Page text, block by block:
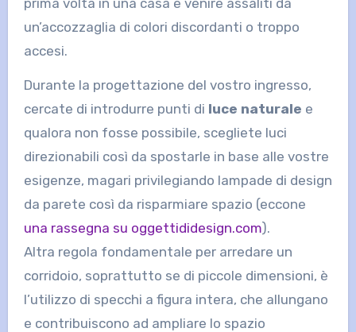
un’accozzaglia di colori discordanti o troppo
accesi.
Durante la progettazione del vostro ingresso,
cercate di introdurre punti di luce naturale e
qualora non fosse possibile, scegliete luci
direzionabili così da spostarle in base alle vostre
esigenze, magari privilegiando lampade di design
da parete così da risparmiare spazio (eccone
una rassegna su oggettididesign.com).
Altra regola fondamentale per arredare un
corridoio, soprattutto se di piccole dimensioni, è
l’utilizzo di specchi a figura intera, che allungano
e contribuiscono ad ampliare lo spazio